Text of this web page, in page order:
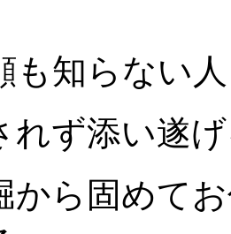
も知らない
れず添い遂
から固めて